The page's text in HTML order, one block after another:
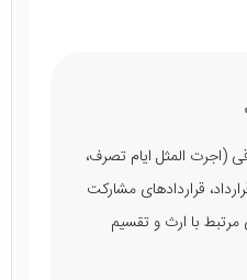
(اجرت المثل ایام تصرف،
قراردادهای مشارکت
با ارث و تقسیم